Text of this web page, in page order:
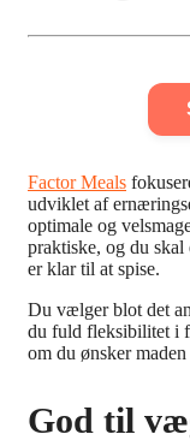
Factor Meals
udviklet af
optimale og
praktiske, og du
er klar til at spise.
Du vælger blot det
du fuld fleksibilitet i
om du ønsker
God til